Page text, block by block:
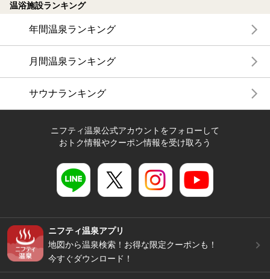
温浴施設ランキング
年間温泉ランキング
月間温泉ランキング
サウナランキング
ニフティ温泉公式アカウントをフォローして
おトク情報やクーポン情報を受け取ろう
ニフティ温泉アプリ
地図から温泉検索！お得な限定クーポンも！
今すぐダウンロード！